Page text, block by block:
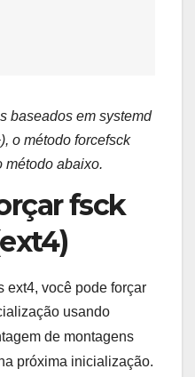
baseados em systemd
o método forcefsck
método abaixo.
fsck
ext4, você pode forçar
usando
de montagens
próxima inicialização.